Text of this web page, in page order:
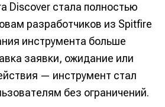
Discover стала полностью
разработчиков из Spitfire
инструмента больше
заявки, ожидание или
— инструмент стал
без ограничений.